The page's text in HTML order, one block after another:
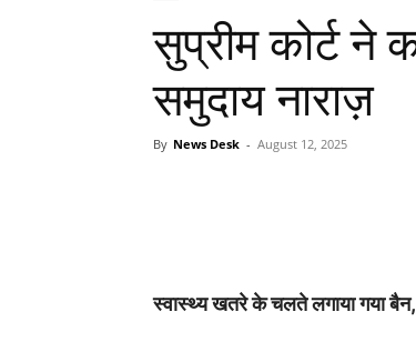
सुप्रीम कोर्ट ने
समुदाय नाराज़
By News Desk - August 12, 2025
स्वास्थ्य खतरे के चलते लगाया गया बैन,